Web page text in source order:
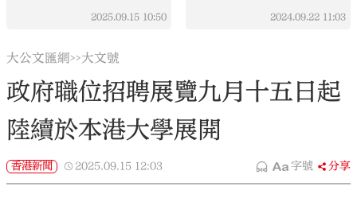
2025.09.15 10:50 2024.09.22 11:03
大公文匯網>>大文號
政府職位招聘展覽九月十五日起
陸續於本港大學展開
香港新聞 2025.09.15 12:03 字號 分享